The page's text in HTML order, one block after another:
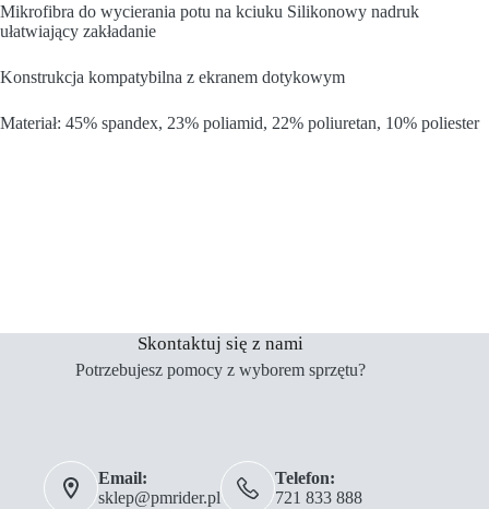
Mikrofibra do wycierania potu na kciuku Silikonowy nadruk
ułatwiający zakładanie
Konstrukcja kompatybilna z ekranem dotykowym
Materiał: 45% spandex, 23% poliamid, 22% poliuretan, 10% poliester
Skontaktuj się z nami
Potrzebujesz pomocy z wyborem sprzętu?
Email:
sklep@pmrider.pl
Telefon:
721 833 888